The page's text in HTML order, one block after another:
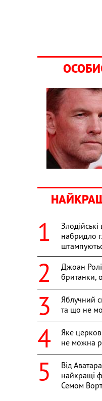
набридло
Джоан
британки,
Яблучний
та що не
Яке
не можна
Від
найкращі
Семом